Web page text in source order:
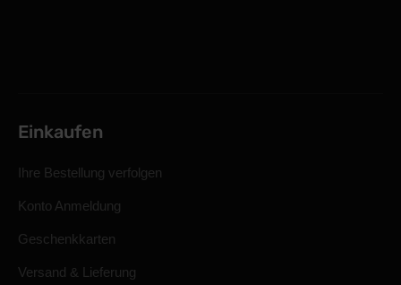
Einkaufen
Ihre Bestellung verfolgen
Konto Anmeldung
Geschenkkarten
Versand & Lieferung